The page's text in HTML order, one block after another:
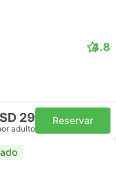
4.8
29
adulto
Reservar